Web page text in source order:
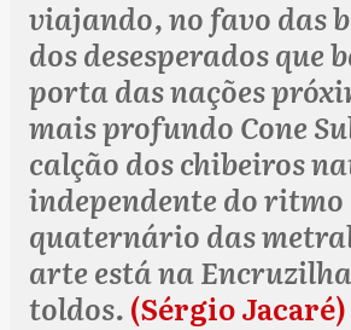
viajando, no favo das
dos desesperados que
porta das nações
mais profundo Cone
calção dos chibeiros
independente do ritmo
quaternário das
arte está na
toldos. (Sérgio Jacaré)